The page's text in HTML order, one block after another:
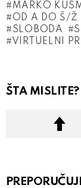
MARKO
OD A DO Š/Ž
SLOBODA
VIR­TUELNI
ŠTA MISLITE?